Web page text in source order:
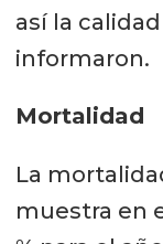
así la
informaron.
Mortalidad
La
muestra en